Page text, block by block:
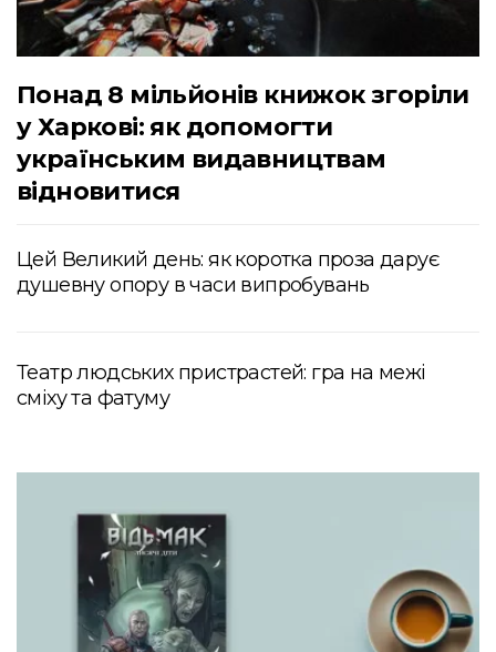
Понад 8 мільйонів книжок згоріли
у Харкові: як допомогти
українським видавництвам
відновитися
Цей Великий день: як коротка проза дарує
душевну опору в часи випробувань
Театр людських пристрастей: гра на межі
сміху та фатуму